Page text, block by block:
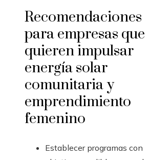
Recomendaciones
para empresas que
quieren impulsar
energía solar
comunitaria y
emprendimiento
femenino
Establecer programas con